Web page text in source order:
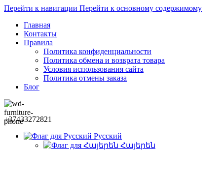
Перейти к навигации Перейти к основному содержимому
Главная
Контакты
Правила
Политика конфиденциальности
Политика обмена и возврата товара
Условия использования сайта
Политика отмены заказа
Блог
+37433272821
Русский
Հայերեն